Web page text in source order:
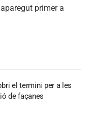
primer a
el termini per a les
de façanes